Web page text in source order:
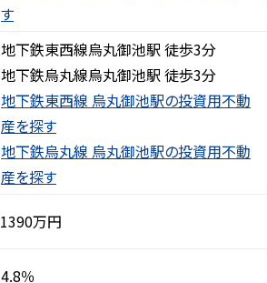
す
地下鉄東西線烏丸御池駅 徒歩3分
地下鉄烏丸線烏丸御池駅 徒歩3分
地下鉄東西線 烏丸御池駅の投資用不動
産を探す
地下鉄烏丸線 烏丸御池駅の投資用不動
産を探す
1390万円
4.8％